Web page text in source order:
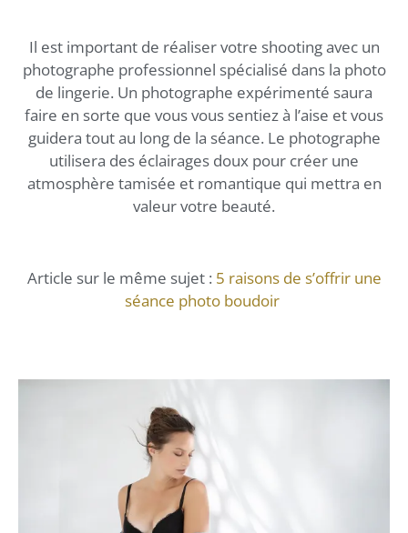
Il est important de réaliser votre shooting avec un
photographe professionnel spécialisé dans la photo
de lingerie. Un photographe expérimenté saura
faire en sorte que vous vous sentiez à l’aise et vous
guidera tout au long de la séance. Le photographe
utilisera des éclairages doux pour créer une
atmosphère tamisée et romantique qui mettra en
valeur votre beauté.
Article sur le même sujet : 5 raisons de s’offrir une
séance photo boudoir